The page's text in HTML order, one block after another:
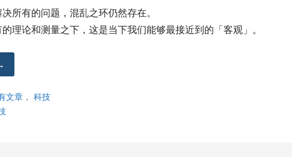
所有的问题，混乱之环仍然存在。
理论和测量之下，这是当下我们能够最接近到的「客观」。
文章 ，科技